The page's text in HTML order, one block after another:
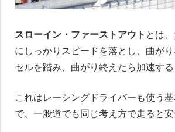
スローイン・ファーストアウト とは
にしっかりスピードを落とし、曲が
セルを踏み、曲がり終えたら加速する
これはレーシングドライバーも使う
で、一般道でも同じ考え方で走ると安